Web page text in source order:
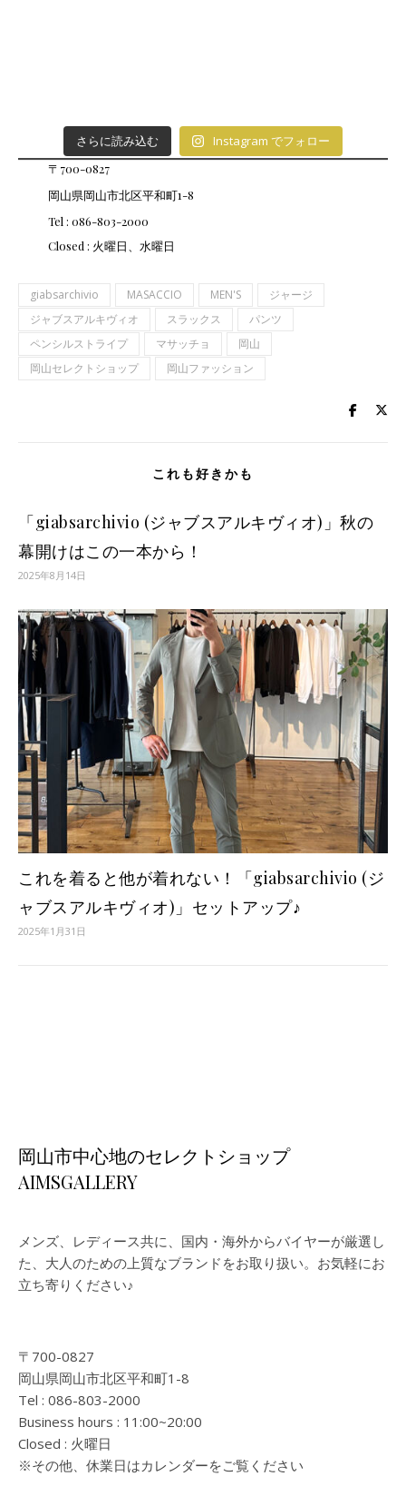
さらに読み込む Instagram でフォロー
〒700-0827
岡山県岡山市北区平和町1-8
Tel : 086-803-2000
Closed : 火曜日、水曜日
giabsarchivio MASACCIO MEN'S
ジャージ
ジャブスアルキヴィオ
スラックス
パンツ
ペンシルストライプ
マサッチョ
岡山
岡山セレクトショップ
岡山ファッション
これも好きかも
「giabsarchivio (ジャブスアルキヴィオ)」秋の
幕開けはこの一本から！
2025年8月14日
これを着ると他が着れない！「giabsarchivio (ジ
ャブスアルキヴィオ)」セットアップ♪
2025年1月31日
岡山市中心地のセレクトショップ
AIMSGALLERY
メンズ、レディース共に、国内・海外からバイヤーが厳選し
た、大人のための上質なブランドをお取り扱い。お気軽にお
立ち寄りください♪
〒700-0827
岡山県岡山市北区平和町1-8
Tel : 086-803-2000
Business hours : 11:00~20:00
Closed : 火曜日
※その他、休業日はカレンダーをご覧ください